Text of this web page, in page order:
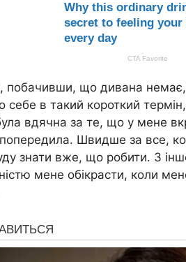
що дивана немає,
себе в такий короткий
вдячна за те, що у мене
Швидше за все,
знати вже, що робити. З
мене обікрасти, коли